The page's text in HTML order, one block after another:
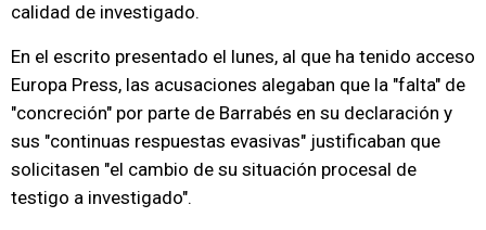
calidad de investigado.
En el escrito presentado el lunes, al que ha tenido acceso
Europa Press, las acusaciones alegaban que la "falta" de
"concreción" por parte de Barrabés en su declaración y
sus "continuas respuestas evasivas" justificaban que
solicitasen "el cambio de su situación procesal de
testigo a investigado".